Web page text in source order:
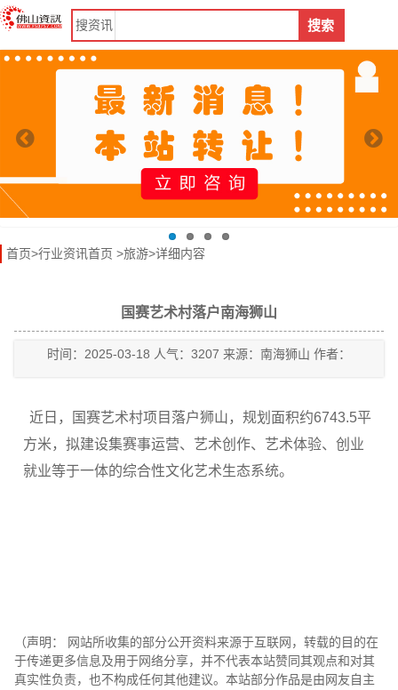
搜资讯 搜索
首页>行业资讯首页 >旅游>详细内容
国赛艺术村落户南海狮山
时间：2025-03-18 人气：3207 来源：南海狮山 作者：
近日，国赛艺术村项目落户狮山，规划面积约6743.5平
方米，拟建设集赛事运营、艺术创作、艺术体验、创业
就业等于一体的综合性文化艺术生态系统。
（声明： 网站所收集的部分公开资料来源于互联网，转载的目的在
于传递更多信息及用于网络分享，并不代表本站赞同其观点和对其
真实性负责，也不构成任何其他建议。本站部分作品是由网友自主